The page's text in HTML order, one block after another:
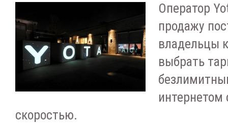
Оператор
продажу
владельцы
выбрать
интернетом
скоростью.